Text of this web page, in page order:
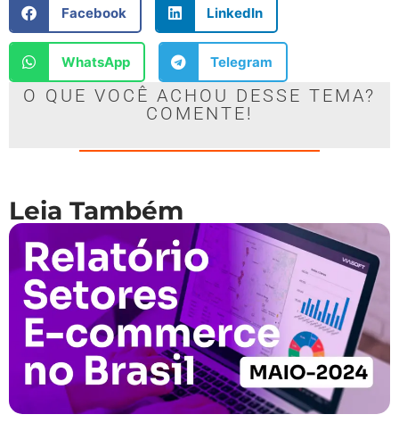
Facebook
LinkedIn
WhatsApp Telegram
O QUE VOCÊ ACHOU DESSE TEMA?
COMENTE!
Leia Também